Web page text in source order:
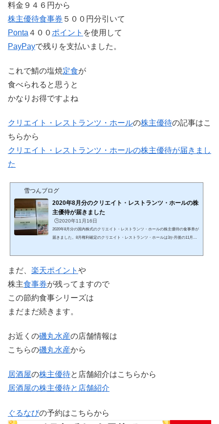
料金９４６円から
株主優待食事券 ５００円分引いて
Ponta ４００ ポイント を使用して
PayPayで残りを支払いました。
これで鯖の塩焼定食が
食べられると思うと
かなりお得ですよね
クリエイト・レストランツ・ホールの株主優待の記事はこ
ちらから
クリエイト・レストランツ・ホールの株主優待が届きまし
た
雪つんブログ
2020年8月分のクリエイト・レストランツ・ホールの株
主優待が届きました
🕒️2020年11月16日
2020年8月分の国内株式のクリエイト・レストランツ・ホールの株主優待の食事券が
届きました。8月権利確定のクリエイト・レストランツ・ホールは3か月後の11月に
す。株数に応じて８段階も設定されています。400株以上で継続保有株主優遇制度も
まだ、 楽天ポイント や
株主食事券が残ってますので
この節約食事シリーズは
まだまだ続きます。
お近くの磯丸水産の店舗情報は
こちらの磯丸水産から
居酒屋の株主優待と店舗紹介はこちらから
居酒屋の株主優待と店舗紹介
ぐるなびの予約はこちらから